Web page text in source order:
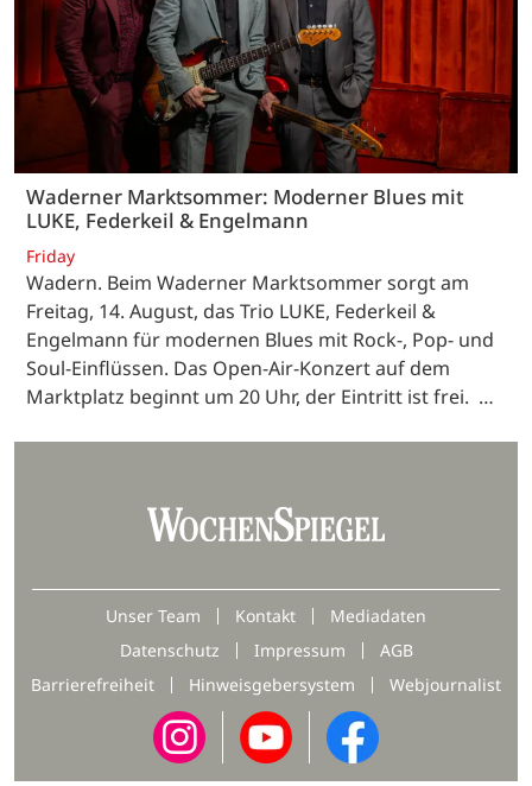
Waderner Marktsommer: Moderner Blues mit
LUKE, Federkeil & Engelmann
Friday
Wadern. Beim Waderner Marktsommer sorgt am
Freitag, 14. August, das Trio LUKE, Federkeil &
Engelmann für modernen Blues mit Rock-, Pop- und
Soul-Einflüssen. Das Open-Air-Konzert auf dem
Marktplatz beginnt um 20 Uhr, der Eintritt ist frei. …
Unser Team Kontakt
Mediadaten
Datenschutz
Impressum
AGB
Barrierefreiheit
Hinweisgebersystem Webjournalist